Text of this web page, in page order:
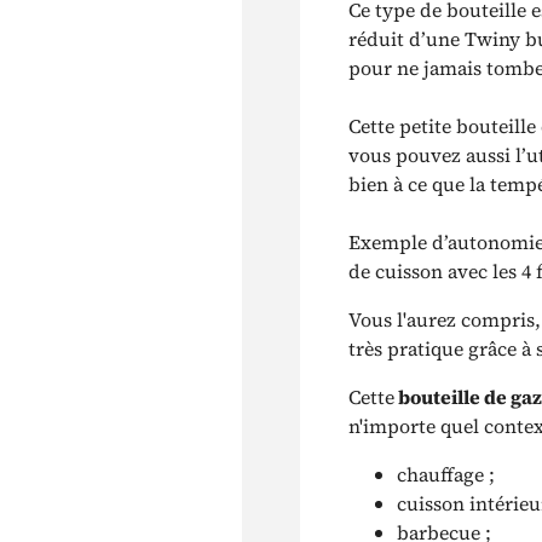
Ce type de bouteille
réduit d’une Twiny
pour ne jamais
Cette petite
vous pouvez aussi
bien à ce que la
Exemple
de cuisson avec les
Vous l'aurez
très pratique grâce à
Cettebouteille de
n'importe quel
chauffage ;
cuisson
barbecue ;